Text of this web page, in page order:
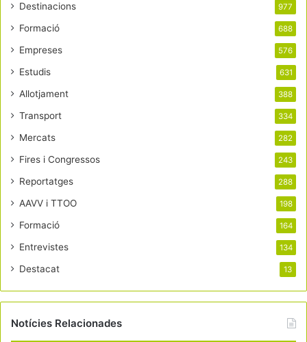
Destinacions 977
Formació 688
Empreses 576
Estudis 631
Allotjament 388
Transport 334
Mercats 282
Fires i Congressos 243
Reportatges 288
AAVV i TTOO 198
Formació 164
Entrevistes 134
Destacat 13
Notícies Relacionades